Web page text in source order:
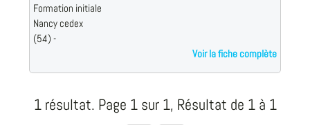
Formation initiale
Nancy cedex
(54) -
Voir la fiche complète
1 résultat. Page 1 sur 1, Résultat de 1 à 1